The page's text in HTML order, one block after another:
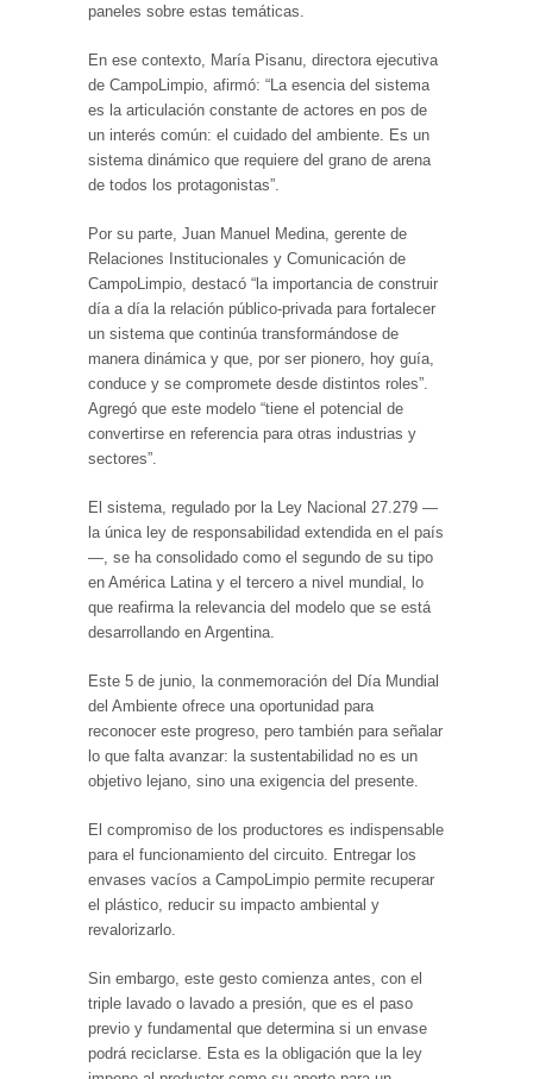
paneles sobre estas temáticas.
En ese contexto, María Pisanu, directora ejecutiva
de CampoLimpio, afirmó: “La esencia del sistema
es la articulación constante de actores en pos de
un interés común: el cuidado del ambiente. Es un
sistema dinámico que requiere del grano de arena
de todos los protagonistas”.
Por su parte, Juan Manuel Medina, gerente de
Relaciones Institucionales y Comunicación de
CampoLimpio, destacó “la importancia de construir
día a día la relación público-privada para fortalecer
un sistema que continúa transformándose de
manera dinámica y que, por ser pionero, hoy guía,
conduce y se compromete desde distintos roles”.
Agregó que este modelo “tiene el potencial de
convertirse en referencia para otras industrias y
sectores”.
El sistema, regulado por la Ley Nacional 27.279 —
la única ley de responsabilidad extendida en el país
—, se ha consolidado como el segundo de su tipo
en América Latina y el tercero a nivel mundial, lo
que reafirma la relevancia del modelo que se está
desarrollando en Argentina.
Este 5 de junio, la conmemoración del Día Mundial
del Ambiente ofrece una oportunidad para
reconocer este progreso, pero también para señalar
lo que falta avanzar: la sustentabilidad no es un
objetivo lejano, sino una exigencia del presente.
El compromiso de los productores es indispensable
para el funcionamiento del circuito. Entregar los
envases vacíos a CampoLimpio permite recuperar
el plástico, reducir su impacto ambiental y
revalorizarlo.
Sin embargo, este gesto comienza antes, con el
triple lavado o lavado a presión, que es el paso
previo y fundamental que determina si un envase
podrá reciclarse. Esta es la obligación que la ley